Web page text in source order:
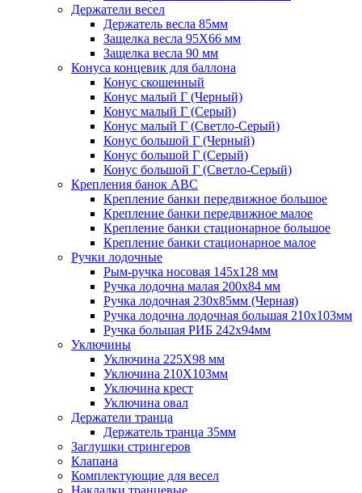
Держатели весел
Держатель весла 85мм
Защелка весла 95Х66 мм
Защелка весла 90 мм
Конуса концевик для баллона
Конус скошенный
Конус малый Г (Черный)
Конус малый Г (Серый)
Конус малый Г (Светло-Серый)
Конус большой Г (Черный)
Конус большой Г (Серый)
Конус большой Г (Светло-Серый)
Крепления банок ABC
Крепление банки передвижное большое
Крепление банки передвижное малое
Крепление банки стационарное большое
Крепление банки стационарное малое
Ручки лодочные
Рым-ручка носовая 145x128 мм
Ручка лодочна малая 200х84 мм
Ручка лодочная 230х85мм (Черная)
Ручка лодочна лодочная большая 210х103мм
Ручка большая РИБ 242х94мм
Уключины
Уключина 225Х98 мм
Уключина 210Х103мм
Уключина крест
Уключина овал
Держатели транца
Держатель транца 35мм
Заглушки стрингеров
Клапана
Комплектующие для весел
Накладки транцевые